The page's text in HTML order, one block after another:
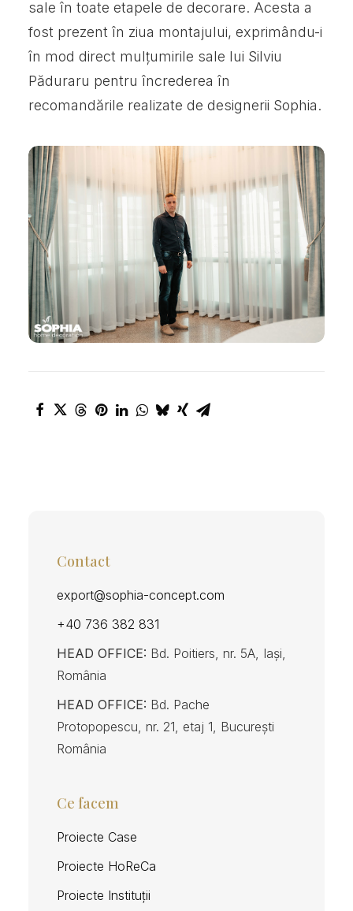
sale în toate etapele de decorare. Acesta a
fost prezent în ziua montajului, exprimându-i
în mod direct mulțumirile sale lui Silviu
Păduraru pentru încrederea în
recomandările realizate de designerii Sophia.
Contact
export@sophia-concept.com
+40 736 382 831
HEAD OFFICE: Bd. Poitiers, nr. 5A, Iași,
România
HEAD OFFICE: Bd. Pache
Protopopescu, nr. 21, etaj 1, București
România
Ce facem
Proiecte Case
Proiecte HoReCa
Proiecte Instituții